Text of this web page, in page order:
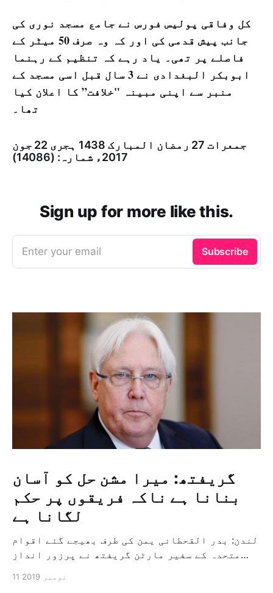
کل وفاقی پولیس فورس نے جامع مسجد نوری کی
جانب پیش قدمی کی اور کہ وہ صرف 50 میٹر کے
فاصلے پر تھی۔ یاد رہے کہ تنظیم کے رہنما
ابوبکر البغدادی نے 3 سال قبل اسی مسجد کے
منبر سے اپنی مبینہ "خلافت” کا اعلان کیا
تھا۔
جمعرات 27 رمضان المبارک 1438 ہجری­ 22 جون
2017ء شمارہ: (14086)
Sign up for more like this.
Enter your email Subscribe
گریفتھ: میرا مشن حل کو آسان
بنانا ہے ناکہ فریقوں پر حکم
لگانا ہے
لندن: بدر القحطانی یمن کی طرف بھیجے گئے اقوام
متحدہ کے سفیر مارٹن گریفتھ نے پرزور انداز
ثالثی اور اس کشمکش کی حدبندی کرنے کے لئے ایک
11 نومبر 2019